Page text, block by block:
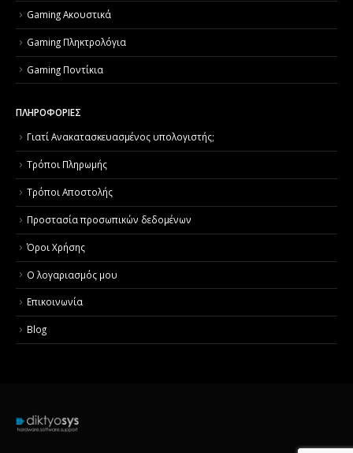
Gaming Ακουστικά
Gaming Πληκτρολόγια
Gaming Ποντίκια
ΠΛΗΡΟΦΟΡΙΕΣ
Γιατί Aνακατασκευασμένος υπολογιστής;
Τρόποι Πληρωμής
Τρόποι Αποστολής
Προστασία προσωπικών δεδομένων
Όροι Χρήσης
Ο λογαριασμός μου
Επικοινωνία
Blog